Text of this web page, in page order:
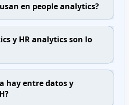
en people analytics?
y HR analytics son lo
hay entre datos y